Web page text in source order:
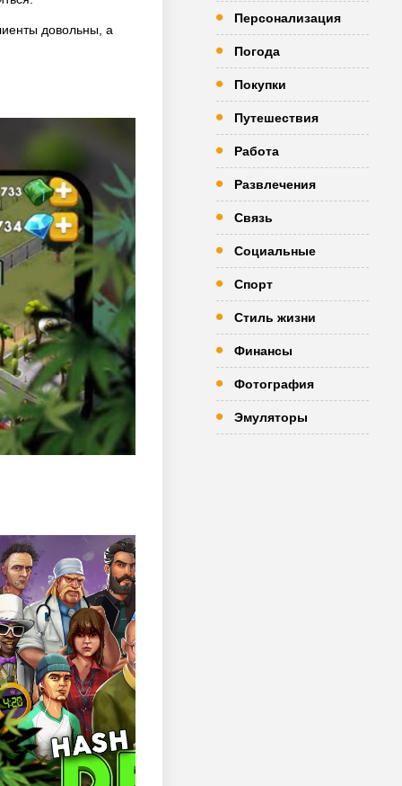
довольны, а
Персонализация
Погода
Покупки
Путешествия
Работа
Развлечения
Связь
Социальные
Спорт
Стиль жизни
Финансы
Фотография
Эмуляторы